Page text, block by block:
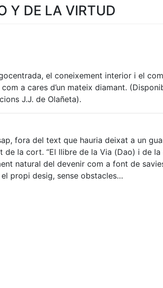
Y DE LA VIRTUD
el coneixement interior i el
a cares d’un mateix diamant.
J.J. de Olañeta).
fora del text que hauria deixat a un
la cort. “El llibre de la Via (Dao) i de la
natural del devenir com a font de
propi desig, sense obstacles…